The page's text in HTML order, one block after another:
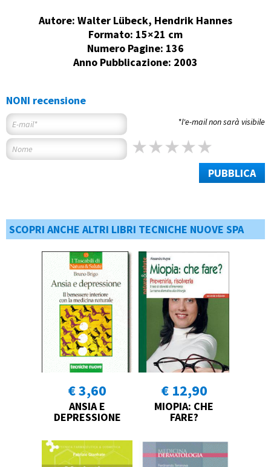
Autore: Walter Lübeck, Hendrik Hannes
Formato: 15×21 cm
Numero Pagine: 136
Anno Pubblicazione: 2003
NONI recensione
*l'e-mail non sarà visibile
PUBBLICA
SCOPRI ANCHE ALTRI LIBRI TECNICHE NUOVE SPA
€ 3,60
ANSIA E
DEPRESSIONE
€ 12,90
MIOPIA: CHE
FARE?